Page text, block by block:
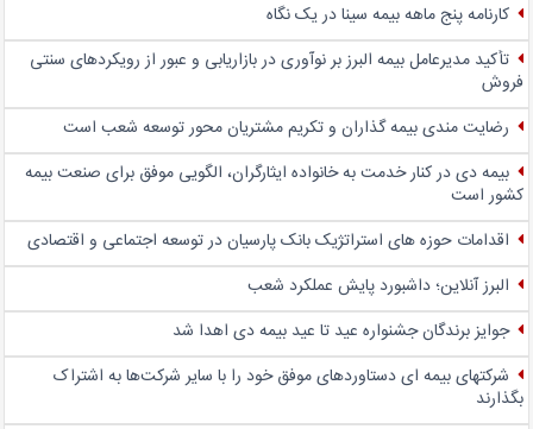
کارنامه پنج ماهه بیمه سینا در یک نگاه
تأکید مدیرعامل بیمه البرز بر نوآوری در بازاریابی و عبور از رویکردهای سنتی
فروش
رضایت مندی بیمه گذاران و تکریم مشتریان محور توسعه شعب است
بیمه دی در کنار خدمت به خانواده ایثارگران، الگویی موفق برای صنعت بیمه
کشور است
اقدامات حوزه های استراتژیک بانک پارسیان در توسعه اجتماعی و اقتصادی
البرز آنلاین؛ داشبورد پایش عملکرد شعب
جوایز برندگان جشنواره عید تا عید بیمه دی اهدا شد
شرکتهای بیمه ای دستاوردهای موفق خود را با سایر شرکت‌ها به اشتراک
بگذارند